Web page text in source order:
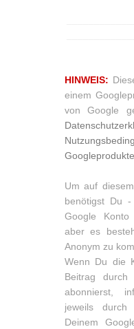
HINWEIS:
einem
von Google
Googleprodukte
Um auf
benötigst Du
Google
aber es
Anonym zu
Wenn Du die
Beitrag durch
abonnierst,
jeweils
Deinem